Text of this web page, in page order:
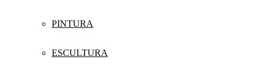
PINTURA
ESCULTURA